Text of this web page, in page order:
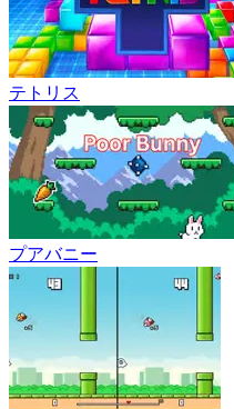
テトリス
プアバニー